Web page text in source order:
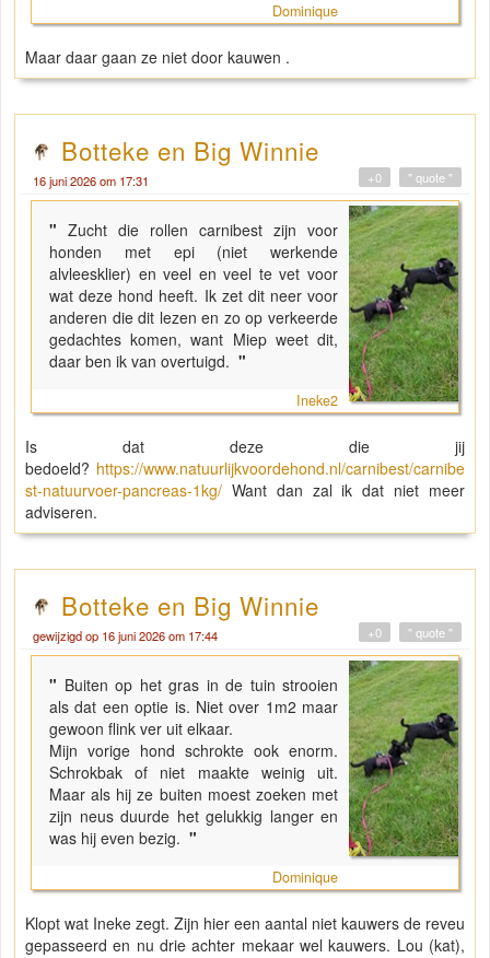
Dominique
Maar daar gaan ze niet door kauwen .
Botteke en Big Winnie
16 juni 2026 om 17:31 " quote "
+0
" Zucht die rollen carnibest zijn voor
honden met epi (niet werkende
alvleesklier) en veel en veel te vet voor
wat deze hond heeft. Ik zet dit neer voor
anderen die dit lezen en zo op verkeerde
gedachtes komen, want Miep weet dit,
daar ben ik van overtuigd. "
Ineke2
Is dat deze die jij
bedoeld? https://www.natuurlijkvoordehond.nl/carnibest/carnibe
st-natuurvoer-pancreas-1kg/ Want dan zal ik dat niet meer
adviseren.
Botteke en Big Winnie
gewijzigd op 16 juni 2026 om 17:44 " quote "
+0
" Buiten op het gras in de tuin strooien
als dat een optie is. Niet over 1m2 maar
gewoon flink ver uit elkaar.
Mijn vorige hond schrokte ook enorm.
Schrokbak of niet maakte weinig uit.
Maar als hij ze buiten moest zoeken met
zijn neus duurde het gelukkig langer en
was hij even bezig. "
Dominique
Klopt wat Ineke zegt. Zijn hier een aantal niet kauwers de reveu
gepasseerd en nu drie achter mekaar wel kauwers. Lou (kat),